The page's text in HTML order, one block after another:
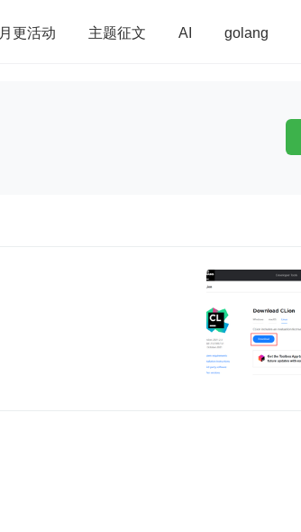
月更活动 主题征文 AI golang